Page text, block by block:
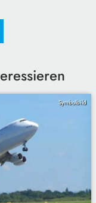
Symbolbild